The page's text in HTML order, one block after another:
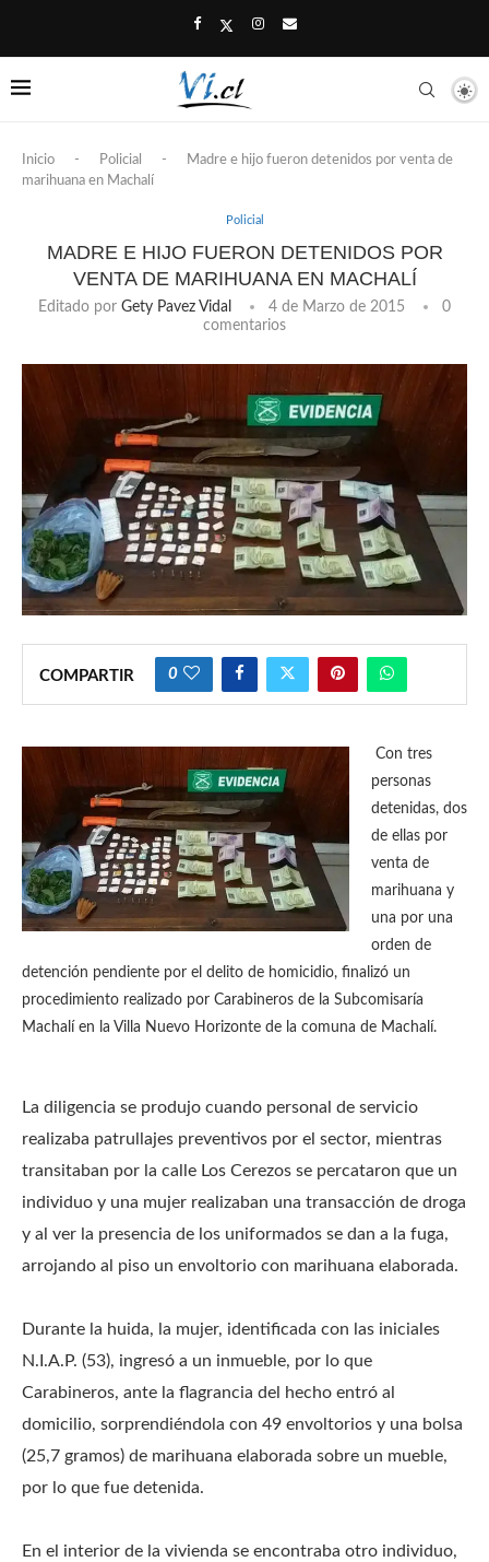
Inicio - Policial -
Madre e hijo fueron detenidos por venta de
marihuana en Machalí
Policial
MADRE E HIJO FUERON DETENIDOS POR
VENTA DE MARIHUANA EN MACHALÍ
Editado por Gety Pavez Vidal 4 de Marzo de 2015
0
comentarios
COMPARTIR 0
Con tres
personas
detenidas, dos
de ellas por
venta de
marihuana y
una por una
orden de
detención pendiente por el delito de homicidio, finalizó un
procedimiento realizado por Carabineros de la Subcomisaría
Machalí en la Villa Nuevo Horizonte de la comuna de Machalí.
La diligencia se produjo cuando personal de servicio
realizaba patrullajes preventivos por el sector, mientras
transitaban por la calle Los Cerezos se percataron que un
individuo y una mujer realizaban una transacción de droga
y al ver la presencia de los uniformados se dan a la fuga,
arrojando al piso un envoltorio con marihuana elaborada.
Durante la huida, la mujer, identificada con las iniciales
N.I.A.P. (53), ingresó a un inmueble, por lo que
Carabineros, ante la flagrancia del hecho entró al
domicilio, sorprendiéndola con 49 envoltorios y una bolsa
(25,7 gramos) de marihuana elaborada sobre un mueble,
por lo que fue detenida.
En el interior de la vivienda se encontraba otro individuo,